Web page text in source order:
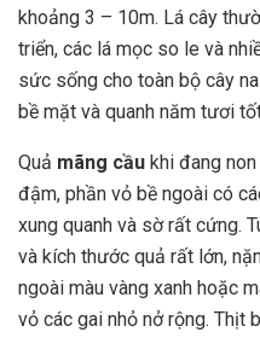
khoảng 3 – 10m. Lá cây
triển, các lá mọc so le và
sức sống cho toàn bộ cây
bề mặt và quanh năm tươi
Quả mãng cầu khi đang
đậm, phần vỏ bề ngoài có
xung quanh và sờ rất cứng.
và kích thước quả rất lớn,
ngoài màu vàng xanh hoặc
vỏ các gai nhỏ nở rộng. Thịt